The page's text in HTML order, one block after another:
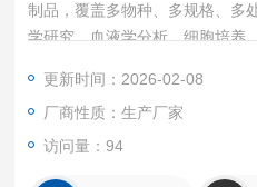
制品，覆盖多物种、多规格、多
学研究、血液学分析、细胞培养
我们坚持源头质控 + 按需定制 +
均经无菌采集、标准化处理与严
更新时间：2026-02-08
厂商性质：生产厂家
访问量：94